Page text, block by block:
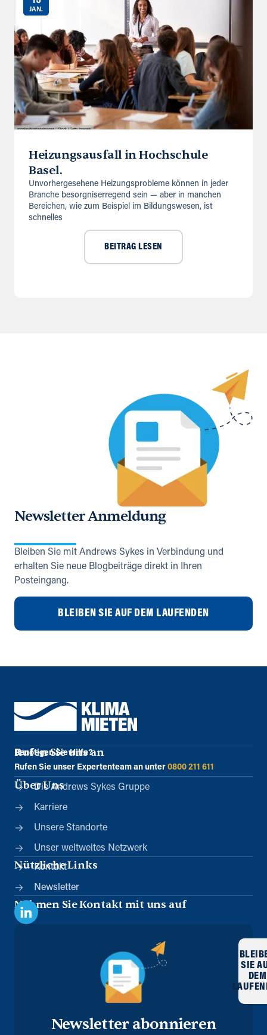
JAN.
Heizungsausfall in Hochschule
Basel.
Unvorhergesehene Heizungsprobleme können in jeder
Branche besorgniserregend sein — aber in manchen
Bereichen, wie zum Beispiel im Bildungswesen, ist
schnelles
BEITRAG LESEN
Newsletter Anmeldung
Bleiben Sie mit Andrews Sykes in Verbindung und
erhalten Sie neue Blogbeiträge direkt in Ihren
Posteingang.
BLEIBEN SIE AUF DEM LAUFENDEN
Rufen Sie uns an
Benötigen Sie Hilfe?
Rufen Sie unser Expertenteam an unter 0800 211 611
Über Uns
Die Andrews Sykes Gruppe
Karriere
Unsere Standorte
Unser weltweites Netzwerk
Nützliche Links
Kontakt
Newsletter
Nehmen Sie Kontakt mit uns auf
Newsletter abonnieren
SIE
DEM